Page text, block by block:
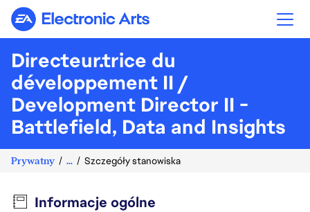
Electronic Arts
Directeur.trice du
développement II /
Development Director II -
Battlefield, Data and Insights
Prywatny ... Szczegóły stanowiska
Informacje ogólne